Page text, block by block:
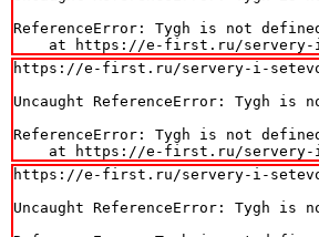
ReferenceError: Tygh is not
at https://e-first.ru/
https://e-first.ru/servery-i-setevoe-
Uncaught ReferenceError: Tygh is
ReferenceError: Tygh is not
at https://e-first.ru/
https://e-first.ru/servery-i-setevoe-
Uncaught ReferenceError: Tygh is